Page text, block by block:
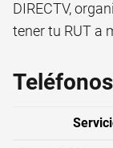
DIRECTV,
tener tu RUT a